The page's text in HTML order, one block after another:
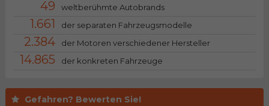
Gefahren? Bewerten Sie!
49 weltberühmte Autobrands
1.661 der separaten Fahrzeugsmodelle
2.384 der Motoren verschiedener Hersteller
14.865 der konkreten Fahrzeuge